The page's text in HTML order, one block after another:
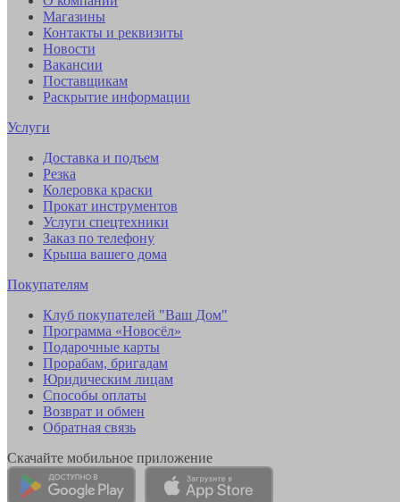
Магазины
Контакты и реквизиты
Новости
Вакансии
Поставщикам
Раскрытие информации
Услуги
Доставка и подъем
Резка
Колеровка краски
Прокат инструментов
Услуги спецтехники
Заказ по телефону
Крыша вашего дома
Покупателям
Клуб покупателей "Ваш Дом"
Программа «Новосёл»
Подарочные карты
Прорабам, бригадам
Юридическим лицам
Способы оплаты
Возврат и обмен
Обратная связь
Скачайте мобильное приложение